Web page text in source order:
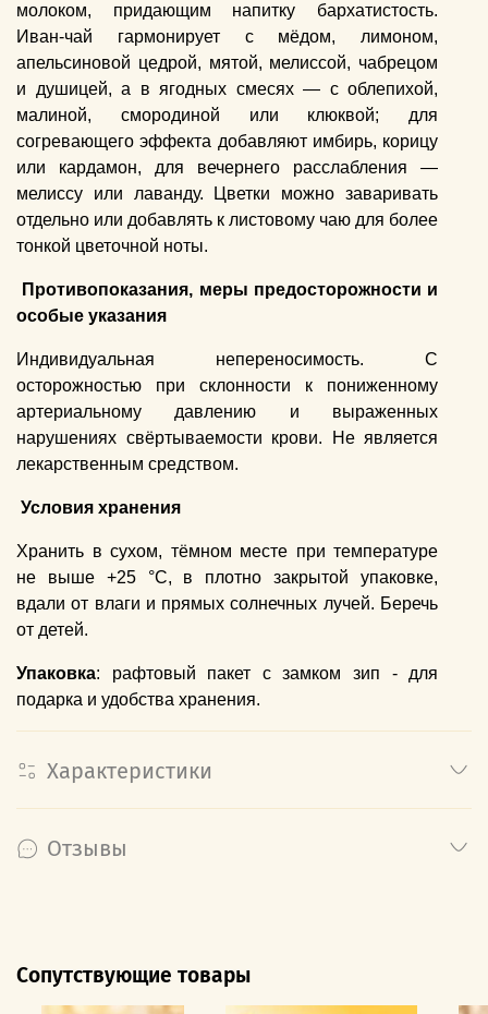
молоком, придающим напитку бархатистость.
Иван-чай гармонирует с мёдом, лимоном,
апельсиновой цедрой, мятой, мелиссой, чабрецом
и душицей, а в ягодных смесях — с облепихой,
малиной, смородиной или клюквой; для
согревающего эффекта добавляют имбирь, корицу
или кардамон, для вечернего расслабления —
мелиссу или лаванду. Цветки можно заваривать
отдельно или добавлять к листовому чаю для более
тонкой цветочной ноты.
Противопоказания, меры предосторожности и
особые указания
Индивидуальная непереносимость. С
осторожностью при склонности к пониженному
артериальному давлению и выраженных
нарушениях свёртываемости крови. Не является
лекарственным средством.
Условия хранения
Хранить в сухом, тёмном месте при температуре
не выше +25 °C, в плотно закрытой упаковке,
вдали от влаги и прямых солнечных лучей. Беречь
от детей.
Упаковка: рафтовый пакет с замком зип - для
подарка и удобства хранения.
Характеристики
Отзывы
Сопутствующие товары